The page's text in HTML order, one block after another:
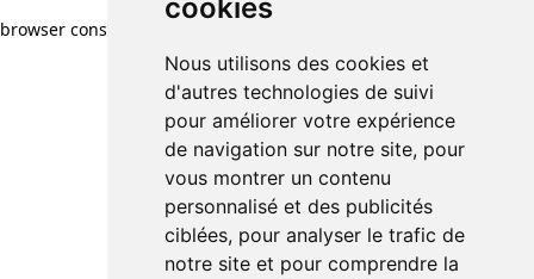
cookies
Nous utilisons des cookies et
d'autres technologies de suivi
pour améliorer votre expérience
de navigation sur notre site, pour
vous montrer un contenu
personnalisé et des publicités
ciblées, pour analyser le trafic de
notre site et pour comprendre la
browser console for more information)